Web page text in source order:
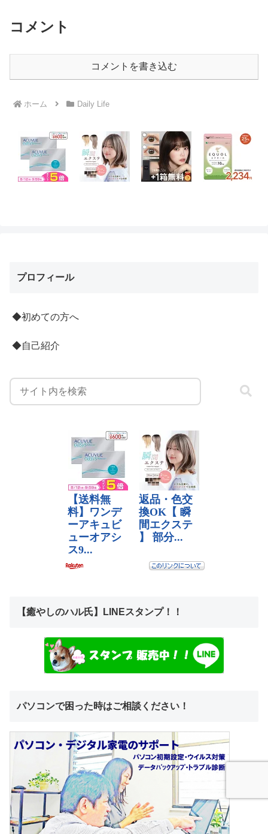
コメント
コメントを書き込む
ホーム Daily Life
プロフィール
◆初めての方へ
◆自己紹介
【癒やしのハル氏】LINEスタンプ！！
パソコンで困った時はご相談ください！